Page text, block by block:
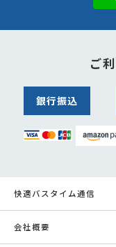
ご
銀行振込
快適バスタイム通信
会社概要